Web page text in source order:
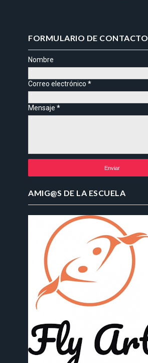
FORMULARIO DE CONTACTO
Nombre
Correo electrónico*
Mensaje*
AMIG@S DE LA ESCUELA